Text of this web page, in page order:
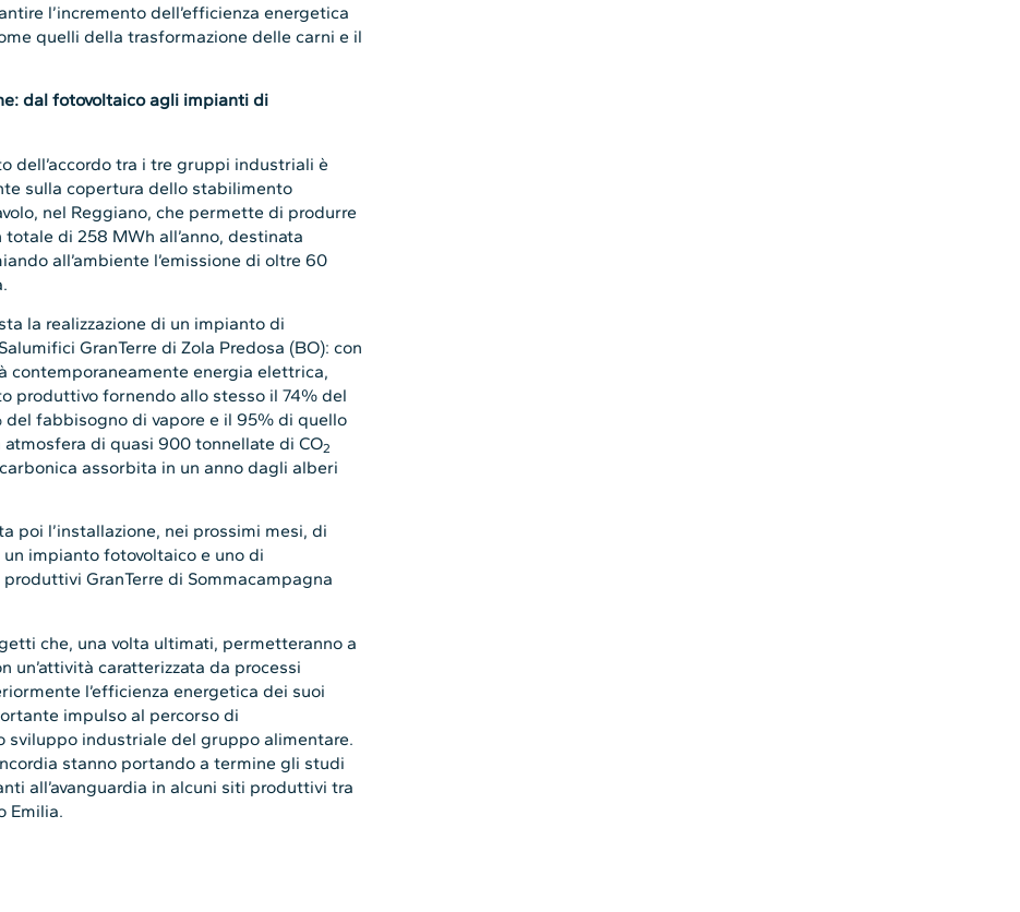
l’incremento dell’efficienza energetica
quelli della trasformazione delle carni e il
dal fotovoltaico agli impianti di
dell’accordo tra i tre gruppi industriali è
sulla copertura dello stabilimento
nel Reggiano, che permette di produrre
di 258 MWh all’anno, destinata
all’ambiente l’emissione di oltre 60
la realizzazione di un impianto di
GranTerre di Zola Predosa (BO): con
contemporaneamente energia elettrica,
produttivo fornendo allo stesso il 74% del
fabbisogno di vapore e il 95% di quello
di quasi 900 tonnellate di CO2
assorbita in un anno dagli alberi
poi l’installazione, nei prossimi mesi, di
impianto fotovoltaico e uno di
GranTerre di Sommacampagna
che, una volta ultimati, permetteranno a
un’attività caratterizzata da processi
l’efficienza energetica dei suoi
impulso al percorso di
sviluppo industriale del gruppo alimentare.
stanno portando a termine gli studi
all’avanguardia in alcuni siti produttivi tra
Emilia.